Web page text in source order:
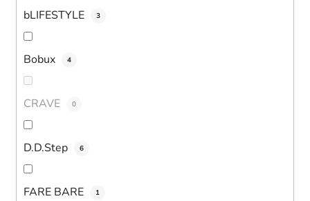
bLIFESTYLE 3
Bobux 4
CRAVE 0
D.D.Step 6
FARE BARE 1